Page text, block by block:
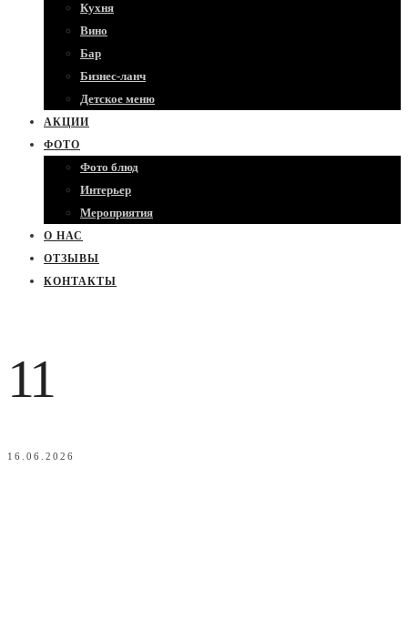
Кухня
Вино
Бар
Бизнес-ланч
Детское меню
АКЦИИ
ФОТО
Фото блюд
Интерьер
Мероприятия
О НАС
ОТЗЫВЫ
КОНТАКТЫ
11
16.06.2026